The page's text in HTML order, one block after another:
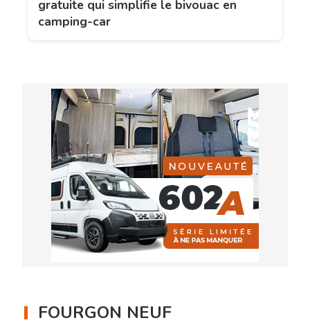
gratuite qui simplifie le bivouac en
camping-car
FOURGON NEUF